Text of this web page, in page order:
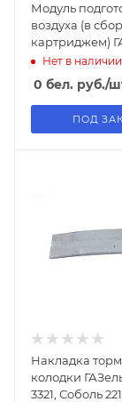
Модуль
воздуха (в
картриджем)
Валдай
Нет в наличии
0 бел. руб./
ПОД
Накладка
колодки
3321, Соболь